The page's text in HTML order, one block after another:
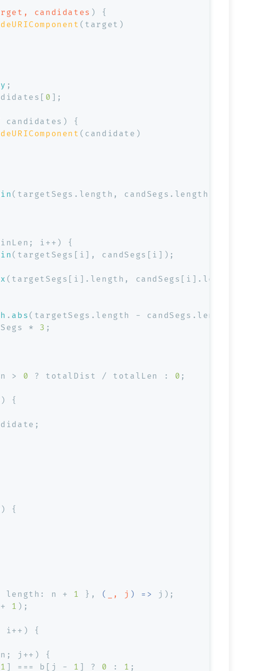
candidates ) {
(target)
;
0 ];
candidates) {
(candidate)
(targetSegs. length , candSegs. length
i++) {
(targetSegs[i], candSegs[i]);
(targetSegs[i]. length , candSegs[i]. length
. abs (targetSegs. length - candSegs. length
* 3 ;
> 0 ? totalDist / totalLen : 0 ;
{
) {
length : n + 1 }, ( _, j ) =>
j);
1 );
i++) {
j++) {
1 ] === b[j - 1 ] ? 0 : 1 ;